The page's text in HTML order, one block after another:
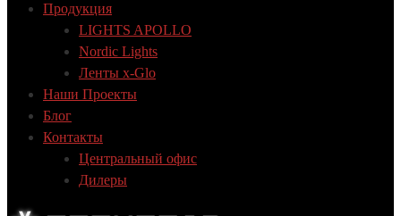
Продукция
LIGHTS APOLLO
Nordic Lights
Ленты x-Glo
Наши Проекты
Блог
Контакты
Центральный офис
Дилеры